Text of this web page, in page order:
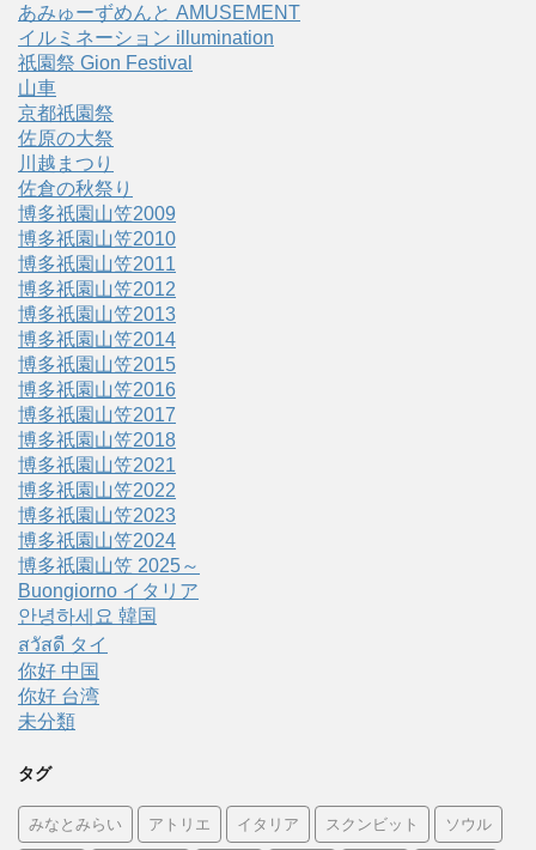
あみゅーずめんと AMUSEMENT
イルミネーション illumination
祇園祭 Gion Festival
山車
京都祇園祭
佐原の大祭
川越まつり
佐倉の秋祭り
博多祇園山笠2009
博多祇園山笠2010
博多祇園山笠2011
博多祇園山笠2012
博多祇園山笠2013
博多祇園山笠2014
博多祇園山笠2015
博多祇園山笠2016
博多祇園山笠2017
博多祇園山笠2018
博多祇園山笠2021
博多祇園山笠2022
博多祇園山笠2023
博多祇園山笠2024
博多祇園山笠 2025～
Buongiorno イタリア
안녕하세요 韓国
สวัสดี タイ
你好 中国
你好 台湾
未分類
タグ
みなとみらい アトリエ イタリア スクンビット ソウル